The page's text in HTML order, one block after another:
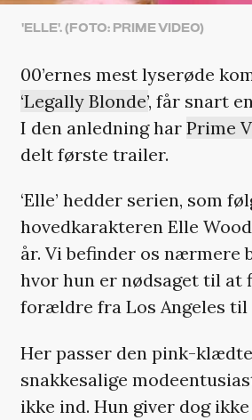
'ELLE'. (FOTO: PRIME VIDEO)
00’ernes mest lyserøde
‘Legally Blonde’, får snart
I den anledning har Prime
delt første trailer.
‘Elle’ hedder serien, som
hovedkarakteren Elle
år. Vi befinder os nærmere
hvor hun er nødsaget til at
forældre fra Los Angeles til
Her passer den pink-
snakkesalige
ikke ind. Hun giver dog